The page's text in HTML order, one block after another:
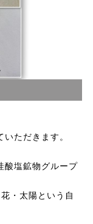
ただきます。
酸塩鉱物グループ
・太陽という自